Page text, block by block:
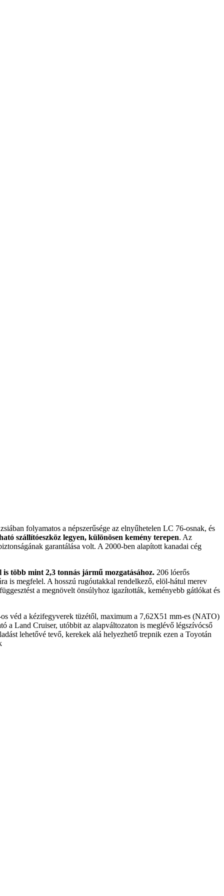
folyamatos a népszerűsége az elnyűhetelen LC 76-osnak, és
szállítóeszköz legyen, különösen kemény terepen. Az
garantálása volt. A 2000-ben alapított kanadai cég
több mint 2,3 tonnás jármű mozgatásához. 206 lóerős
is megfelel. A hosszú rugóutakkal rendelkező, elöl-hátul merev
a megnövelt önsúlyhoz igazították, keményebb gátlókat és
véd a kézifegyverek tüzétől, maximum a 7,62X51 mm-es (NATO)
a Land Cruiser, utóbbit az alapváltozaton is meglévő légszívócső
lehetővé tevő, kerekek alá helyezhető trepnik ezen a Toyotán